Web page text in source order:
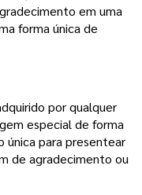
em uma
forma única de
por qualquer
especial de forma
única para presentear
de agradecimento ou